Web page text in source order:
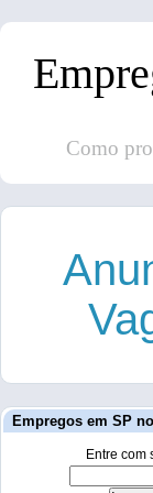
Como
Empregos em SP
Entre com